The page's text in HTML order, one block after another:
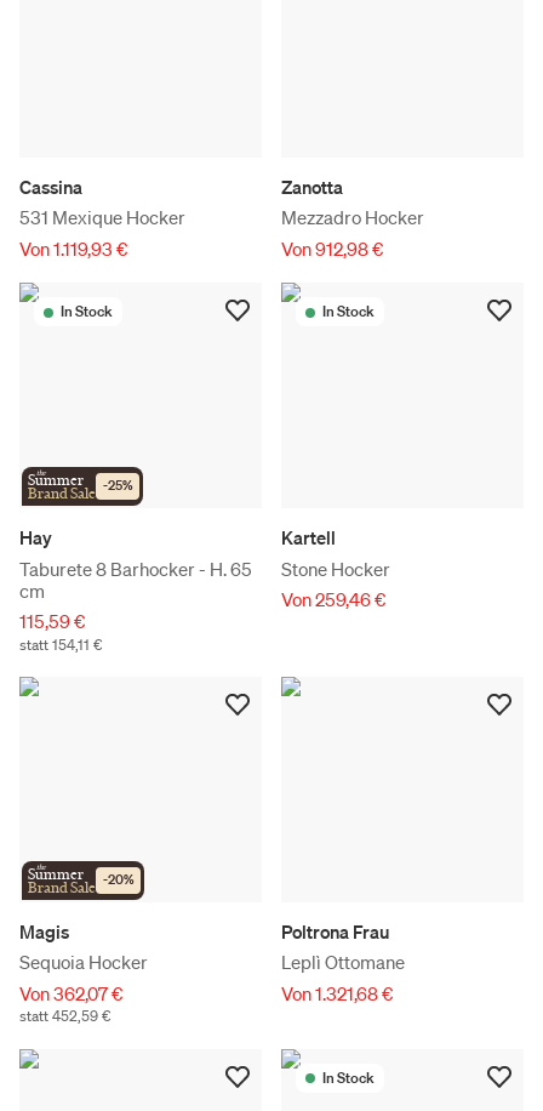
Cassina
531 Mexique Hocker
Von 1.119,93 €
Zanotta
Mezzadro Hocker
Von 912,98 €
In Stock
the
Summer
Brand Sale -25%
Hay
Taburete 8 Barhocker - H. 65
cm
115,59 €
statt 154,11 €
In Stock
Kartell
Stone Hocker
Von 259,46 €
the
Summer
Brand Sale -20%
Magis
Sequoia Hocker
Von 362,07 €
statt 452,59 €
Poltrona Frau
Leplì Ottomane
Von 1.321,68 €
In Stock